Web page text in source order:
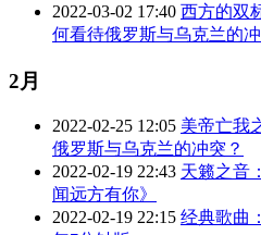
2022-03-02 17:40 西方的双
何看待俄罗斯与乌克兰的
2月
2022-02-25 12:05 美帝亡我
俄罗斯与乌克兰的冲突？
2022-02-19 22:43 天籁之音
闻远方有你》
2022-02-19 22:15 经典歌曲